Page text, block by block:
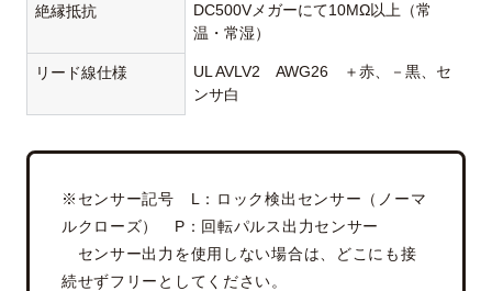
絶縁抵抗
DC500Vメガーにて10MΩ以上（常
温・常湿）
リード線仕様
UL AVLV2 AWG26 ＋赤、－黒、セ
ンサ白
※センサー記号 L：ロック検出センサー（ノーマ
ルクローズ） P：回転パルス出力センサー
センサー出力を使用しない場合は、どこにも接
続せずフリーとしてください。